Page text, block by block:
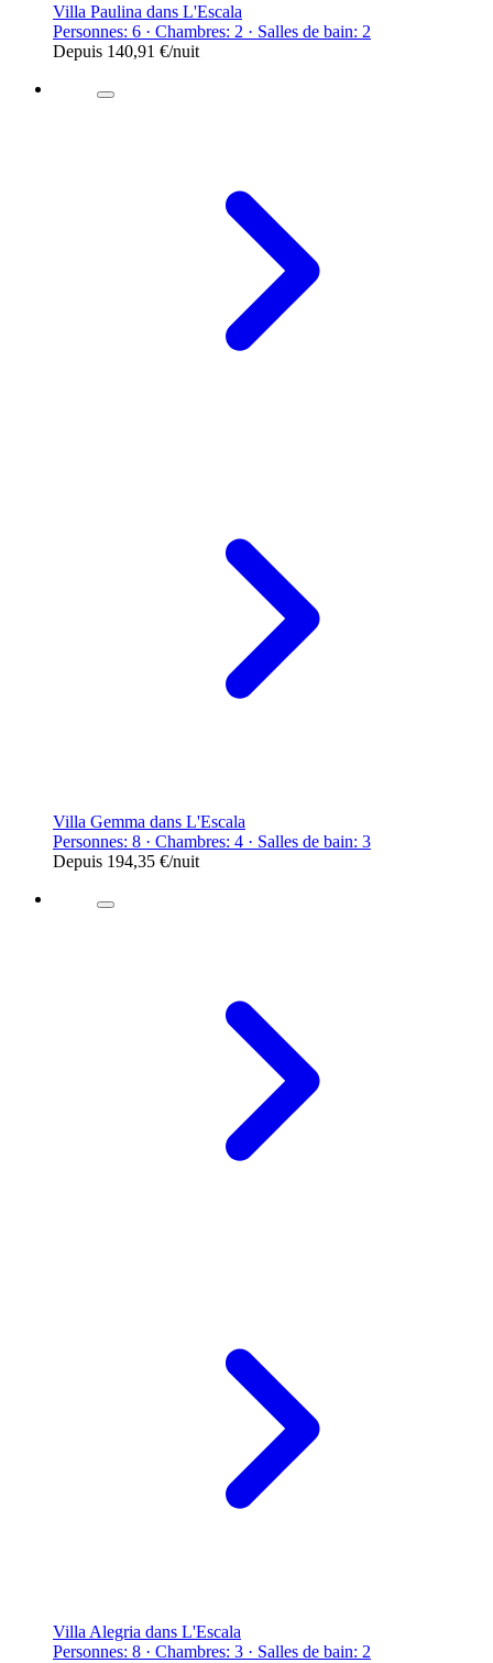
Villa Paulina dans L'Escala
Personnes: 6 · Chambres: 2 · Salles de bain: 2
Depuis 140,91 €/nuit
Villa Gemma dans L'Escala
Personnes: 8 · Chambres: 4 · Salles de bain: 3
Depuis 194,35 €/nuit
Villa Alegria dans L'Escala
Personnes: 8 · Chambres: 3 · Salles de bain: 2